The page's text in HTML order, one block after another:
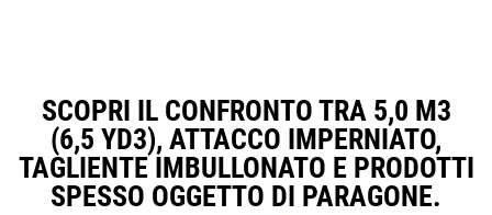
SCOPRI IL CONFRONTO TRA 5,0 M3
(6,5 YD3), ATTACCO IMPERNIATO,
TAGLIENTE IMBULLONATO E PRODOTTI
SPESSO OGGETTO DI PARAGONE.